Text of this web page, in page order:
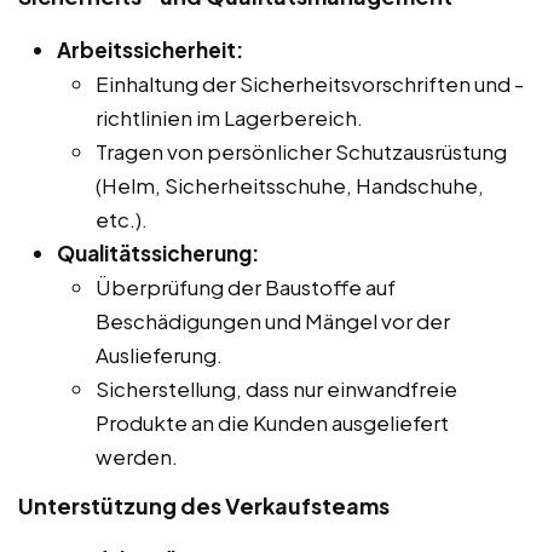
Arbeitssicherheit:
Einhaltung der Sicherheitsvorschriften und -
richtlinien im Lagerbereich.
Tragen von persönlicher Schutzausrüstung
(Helm, Sicherheitsschuhe, Handschuhe,
etc.).
Qualitätssicherung:
Überprüfung der Baustoffe auf
Beschädigungen und Mängel vor der
Auslieferung.
Sicherstellung, dass nur einwandfreie
Produkte an die Kunden ausgeliefert
werden.
Unterstützung des Verkaufsteams